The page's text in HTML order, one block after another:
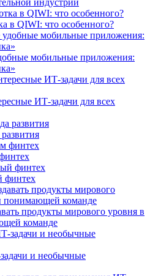
в QIWI: что особенного?
мобильные приложения:
ИТ-задачи для всех
финтех
продукты мирового уровня в
команде
и необычные